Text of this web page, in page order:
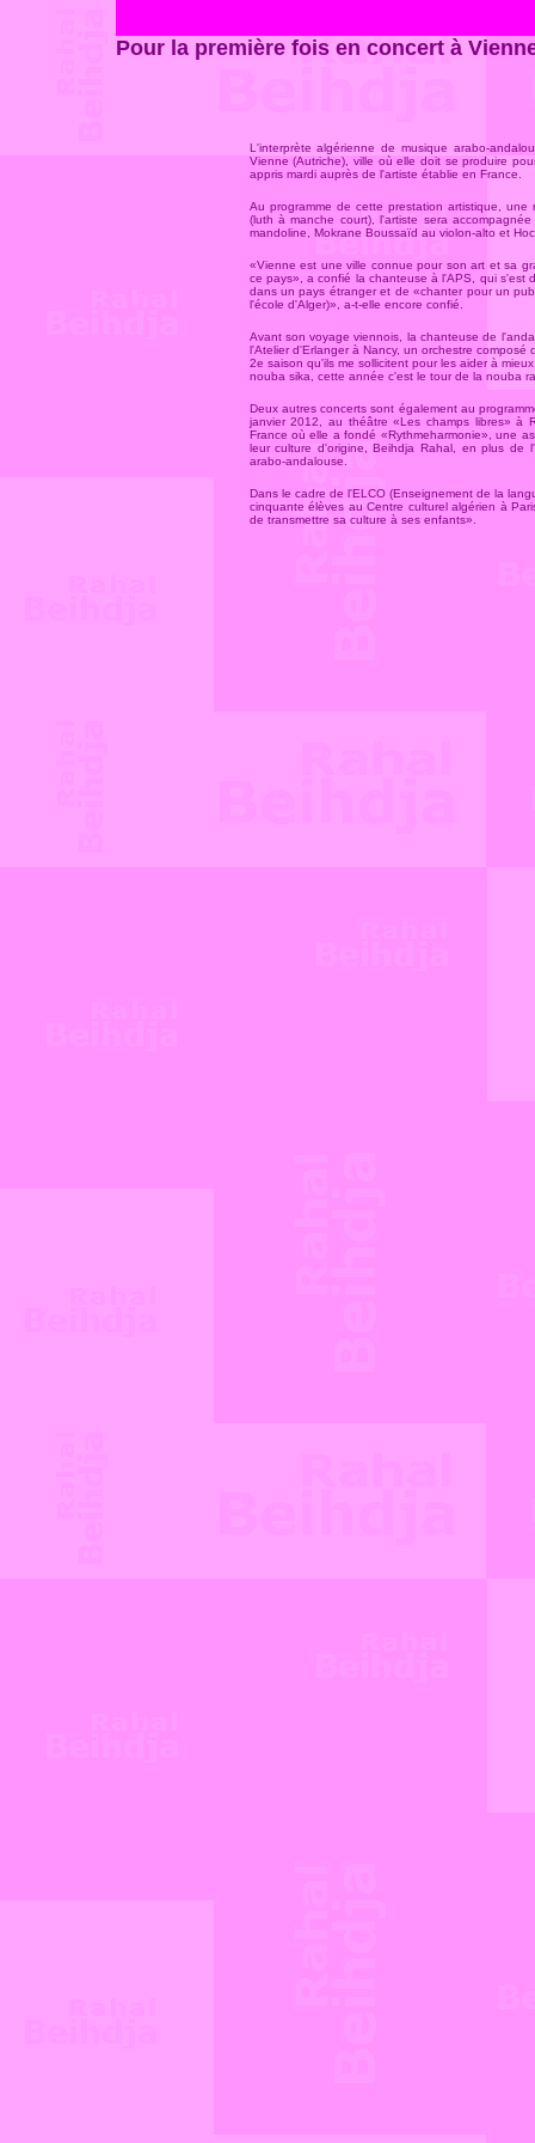
Pour la première fois en concert à
L'interprète algérienne de musique arabo-
Vienne (Autriche), ville où elle doit se produire
appris mardi auprès de l'artiste établie en France.
Au programme de cette prestation artistique,
(luth à manche court), l'artiste sera
mandoline, Mokrane Boussaïd au violon-alto et
«Vienne est une ville connue pour son art et sa
ce pays», a confié la chanteuse à l'APS, qui s'est
dans un pays étranger et de «chanter pour un
l'école d'Alger)», a-t-elle encore confié.
Avant son voyage viennois, la chanteuse de
l'Atelier d'Erlanger à Nancy, un orchestre
2e saison qu'ils me sollicitent pour les aider à
nouba sika, cette année c'est le tour de la nouba
Deux autres concerts sont également au
janvier 2012, au théâtre «Les champs libres» à
France où elle a fondé «Rythmeharmonie», une
leur culture d'origine, Beihdja Rahal, en plus de
arabo-andalouse.
Dans le cadre de l'ELCO (Enseignement de la
cinquante élèves au Centre culturel algérien à
de transmettre sa culture à ses enfants»